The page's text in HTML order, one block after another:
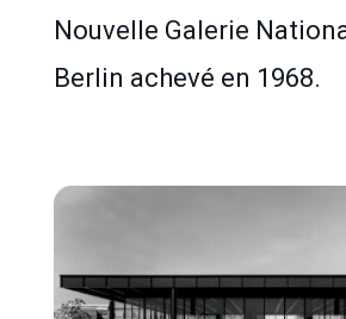
Nouvelle Galerie
Berlin achevé en 1968.